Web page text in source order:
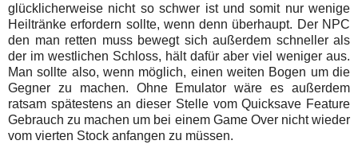
glücklicherweise nicht so schwer ist und somit nur wenige
Heiltränke erfordern sollte, wenn denn überhaupt. Der NPC
den man retten muss bewegt sich außerdem schneller als
der im westlichen Schloss, hält dafür aber viel weniger aus.
Man sollte also, wenn möglich, einen weiten Bogen um die
Gegner zu machen. Ohne Emulator wäre es außerdem
ratsam spätestens an dieser Stelle vom Quicksave Feature
Gebrauch zu machen um bei einem Game Over nicht wieder
vom vierten Stock anfangen zu müssen.